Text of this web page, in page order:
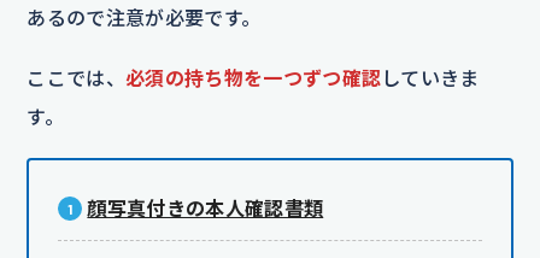
あるので注意が必要です。
ここでは、 必須の持ち物を一つずつ確認 していきま
す。
顔写真付きの本人確認書類